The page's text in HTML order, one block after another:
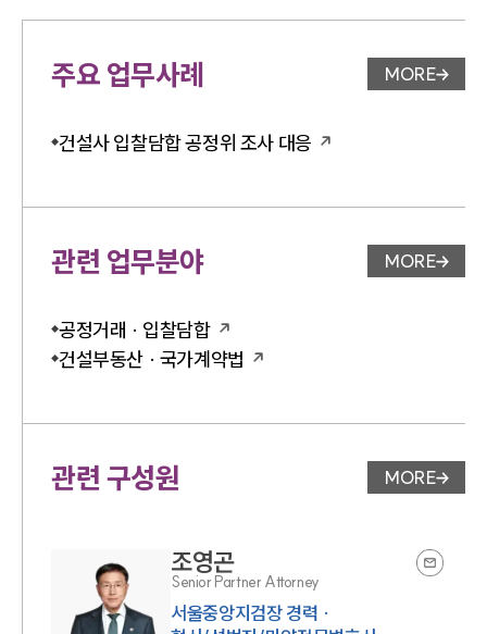
주요 업무사례 업무사례
MORE
건설사 입찰담합 공정위 조사 대응
관련 업무분야 업무분야
MORE
공정거래 · 입찰담합
건설부동산 · 국가계약법
관련 구성원 변호사 페
MORE
조영곤
Senior Partner Attorney
서울중앙지검장 경력 ·